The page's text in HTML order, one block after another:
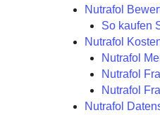
Nutrafol
So kaufen
Nutrafol
Nutrafol
Nutrafol
Nutrafol
Nutrafol